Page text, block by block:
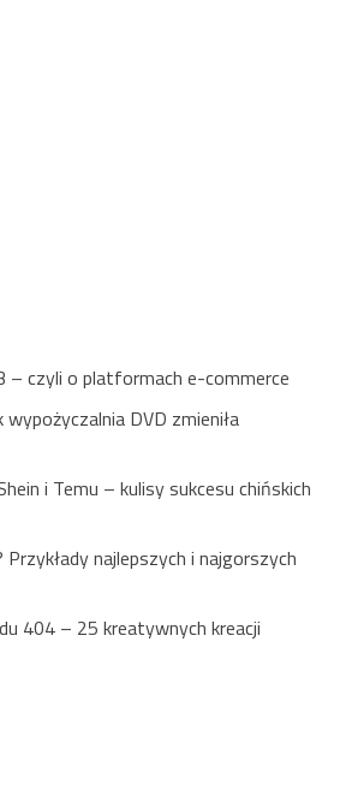
– czyli o platformach e-commerce
DVD zmieniła
i Temu – kulisy sukcesu chińskich
najlepszych i najgorszych
404 – 25 kreatywnych kreacji